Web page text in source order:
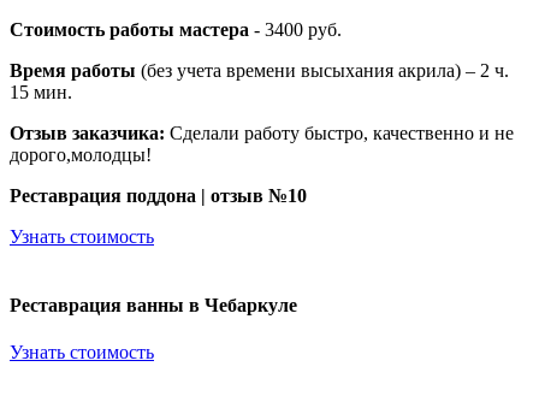
Стоимость работы мастера - 3400 руб.
Время работы (без учета времени высыхания акрила) – 2 ч.
15 мин.
Отзыв заказчика: Сделали работу быстро, качественно и не
дорого,молодцы!
Реставрация поддона | отзыв №10
Узнать стоимость
Реставрация ванны в Чебаркуле
Узнать стоимость